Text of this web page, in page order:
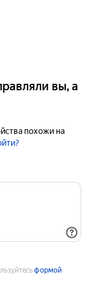
вы, а
похожи на
формой